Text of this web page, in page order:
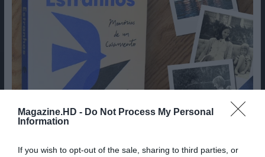
Magazine.HD - Do Not Process My Personal
Information
If you wish to opt-out of the sale, sharing to third parties, or